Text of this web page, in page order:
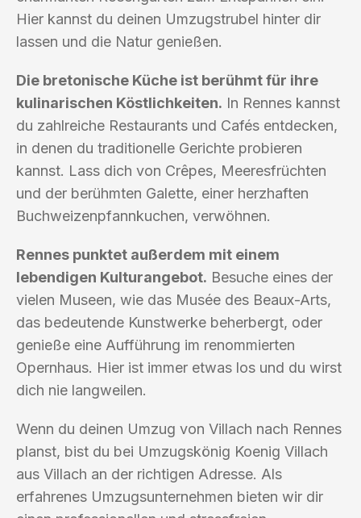
Hier kannst du deinen Umzugstrubel hinter dir
lassen und die Natur genießen.
Die bretonische Küche ist berühmt für ihre
kulinarischen Köstlichkeiten. In Rennes kannst
du zahlreiche Restaurants und Cafés entdecken,
in denen du traditionelle Gerichte probieren
kannst. Lass dich von Crêpes, Meeresfrüchten
und der berühmten Galette, einer herzhaften
Buchweizenpfannkuchen, verwöhnen.
Rennes punktet außerdem mit einem
lebendigen Kulturangebot. Besuche eines der
vielen Museen, wie das Musée des Beaux-Arts,
das bedeutende Kunstwerke beherbergt, oder
genieße eine Aufführung im renommierten
Opernhaus. Hier ist immer etwas los und du wirst
dich nie langweilen.
Wenn du deinen Umzug von Villach nach Rennes
planst, bist du bei Umzugskönig Koenig Villach
aus Villach an der richtigen Adresse. Als
erfahrenes Umzugsunternehmen bieten wir dir